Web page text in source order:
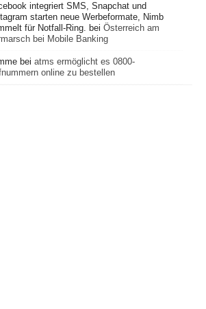
integriert SMS, Snapchat und
starten neue Werbeformate, Nimb
für Notfall-Ring. bei Österreich am
bei Mobile Banking
bei atms ermöglicht es 0800-
online zu bestellen